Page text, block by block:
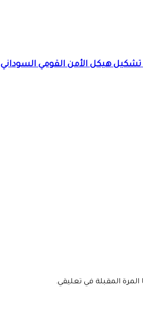
تشكيل هيكل الأمن القومي السوداني
المقبلة في تعليقي.